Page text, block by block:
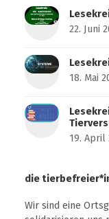
22. Juni
18. Mai
19. April
die
Wir sind eine